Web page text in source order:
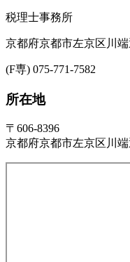
税理士事務所
京都府京都市左京区川
(F専) 075-771-7582
所在地
〒606-8396
京都府京都市左京区川